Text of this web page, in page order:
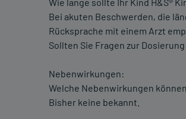
Bei akuten Beschwerden, die
Rücksprache mit einem Arzt
Sollten Sie Fragen zur
Nebenwirkungen:
Welche Nebenwirkungen
Bisher keine bekannt.